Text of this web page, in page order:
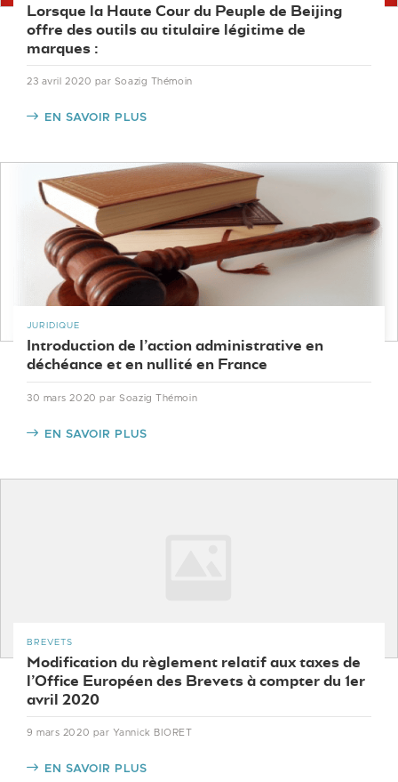
Lorsque la Haute Cour du Peuple de Beijing
offre des outils au titulaire légitime de
marques :
23 avril 2020 par Soazig Thémoin
EN SAVOIR PLUS
JURIDIQUE
Introduction de l’action administrative en
déchéance et en nullité en France
30 mars 2020 par Soazig Thémoin
EN SAVOIR PLUS
BREVETS
Modification du règlement relatif aux taxes de
l’Office Européen des Brevets à compter du 1er
avril 2020
9 mars 2020 par Yannick BIORET
EN SAVOIR PLUS